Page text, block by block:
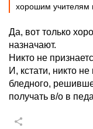
хорошим учителям
Да, вот только
назначают.
Никто не
И, кстати, никто
бледного,
получать в/о в